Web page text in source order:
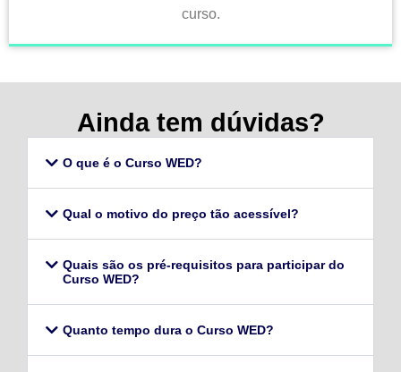
curso.
Ainda tem dúvidas?
O que é o Curso WED?
Qual o motivo do preço tão acessível?
Quais são os pré-requisitos para participar do
Curso WED?
Quanto tempo dura o Curso WED?